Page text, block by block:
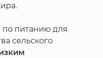
питанию для
сельского